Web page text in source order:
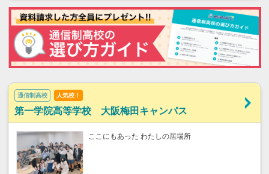
通信制高校 人気校！
第一学院高等学校 大阪梅田キャンパス
ここにもあった わたしの居場所